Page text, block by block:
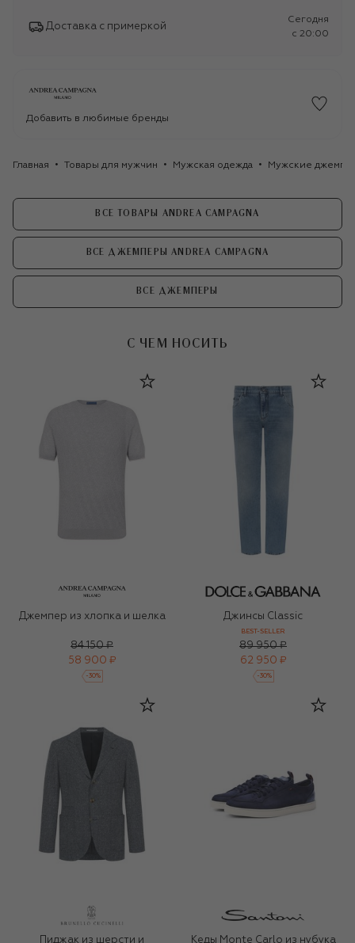
Доставка с примеркой
Сегодня
c 20:00
Добавить в любимые бренды
Главная Товары для мужчин Мужская одежда Мужские
ВСЕ ТОВАРЫ ANDREA CAMPAGNA
ВСЕ ДЖЕМПЕРЫ ANDREA CAMPAGNA
ВСЕ ДЖЕМПЕРЫ
С ЧЕМ НОСИТЬ
Джемпер из хлопка и шелка
84 150 ₽
58 900 ₽
-30%
Джинсы Classic
BEST-SELLER
89 950 ₽
62 950 ₽
-30%
Пиджак из шерсти и Кеды Monte Carlo из нубука